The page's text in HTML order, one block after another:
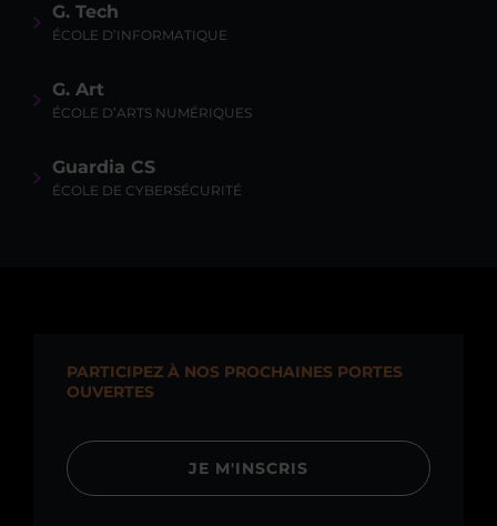
G. Tech
ÉCOLE D’INFORMATIQUE
G. Art
ÉCOLE D’ARTS NUMÉRIQUES
Guardia CS
ÉCOLE DE CYBERSÉCURITÉ
PARTICIPEZ À NOS PROCHAINES PORTES
OUVERTES
JE M'INSCRIS